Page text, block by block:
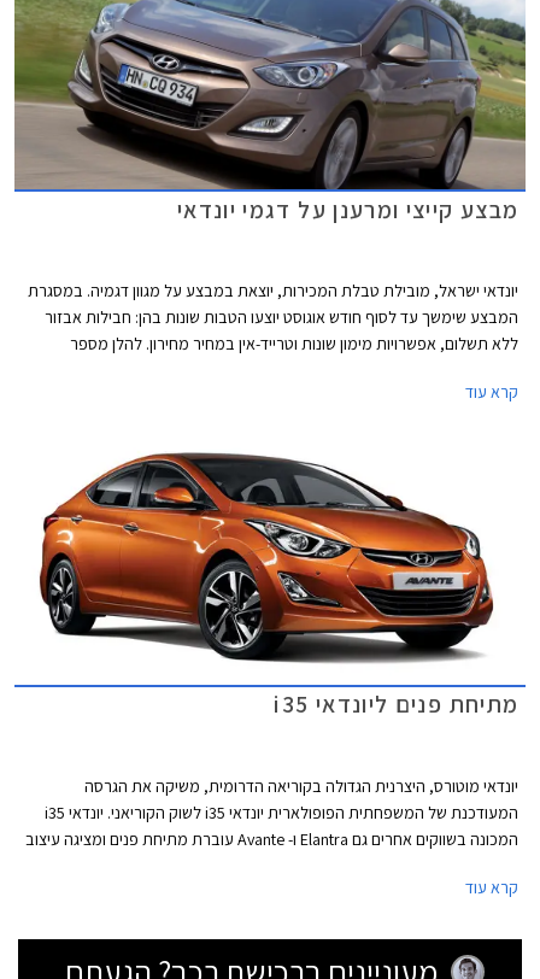
מבצע קייצי ומרענן על דגמי יונדאי
יונדאי ישראל, מובילת טבלת המכירות, יוצאת במבצע על מגוון דגמיה. במסגרת
המבצע שימשך עד לסוף חודש אוגוסט יוצעו הטבות שונות בהן: חבילות אבזור
ללא תשלום, אפשרויות מימון שונות וטרייד-אין במחיר מחירון. להלן מספר
קרא עוד
מתיחת פנים ליונדאי i35
יונדאי מוטורס, היצרנית הגדולה בקוריאה הדרומית, משיקה את הגרסה
המעודכנת של המשפחתית הפופולארית יונדאי i35 לשוק הקוריאני. יונדאי i35
המכונה בשווקים אחרים גם Elantra ו- Avante עוברת מתיחת פנים ומציגה עיצוב
ומאחור יחידות תאורה עם שילוב נורות LED ופגוש הצבוע בשחור בחלקו התחתון.
קרא עוד